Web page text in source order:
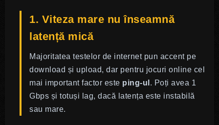
1. Viteza mare nu înseamnă
latență mică
Majoritatea testelor de internet pun accent pe
download și upload, dar pentru jocuri online cel
mai important factor este ping-ul . Poți avea 1
Gbps și totuși lag, dacă latența este instabilă
sau mare.